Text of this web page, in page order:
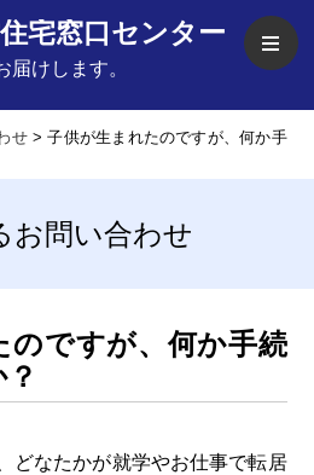
宅窓口センター
届けします。
せ>子供が生まれたのですが、何か手
お問い合わせ
のですが、何か手続
どなたかが就学やお仕事で転居